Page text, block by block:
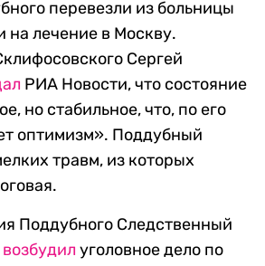
перевезли из больницы
на лечение в Москву.
Сергей
РИА Новости, что состояние
но стабильное, что, по его
оптимизм». Поддубный
травм, из которых
Поддубного Следственный
возбудил уголовное дело по